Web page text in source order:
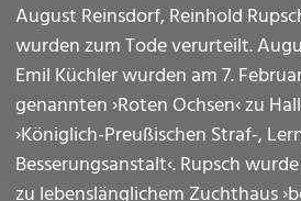
August Reinsdorf, Reinhold
wurden zum Tode verurteilt.
Emil Küchler wurden am 7.
genannten ›Roten Ochsen‹ zu
›Königlich-Preußischen Straf-,
Besserungsanstalt‹. Rupsch